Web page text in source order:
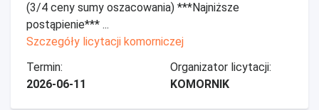
(3/4 ceny sumy oszacowania) ***Najniższe
postąpienie*** ...
Szczegóły licytacji komorniczej
Termin:
2026-06-11
Organizator licytacji:
KOMORNIK